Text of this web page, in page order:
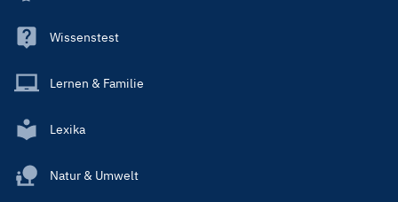
Wissenstest
Lernen & Familie
Lexika
Natur & Umwelt